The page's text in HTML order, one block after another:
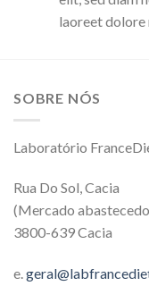
laoreet
SOBRE NÓS
Laboratório
Rua Do Sol, Cacia
(Mercado
3800-639 Cacia
e.